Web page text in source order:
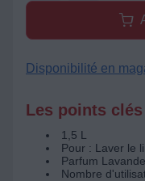
Disponibilité en
Les points clés
1,5 L
Pour : Laver le
Parfum Lavande
Nombre